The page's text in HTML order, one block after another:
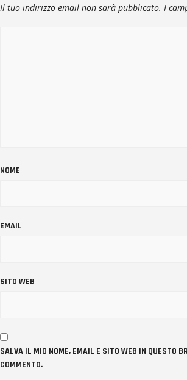
Il tuo indirizzo email non sarà pubblicato. I
NOME
EMAIL
SITO WEB
SALVA IL MIO NOME, EMAIL E SITO WEB IN QUESTO
COMMENTO.